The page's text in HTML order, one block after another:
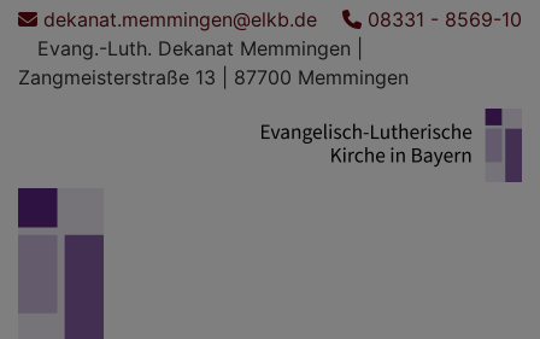
Direkt
Inhalt
dekanat.memmingen@elkb.de
08331 - 8569-10
Evang.-Luth. Dekanat Memmingen |
Zangmeisterstraße 13 | 87700 Memmingen